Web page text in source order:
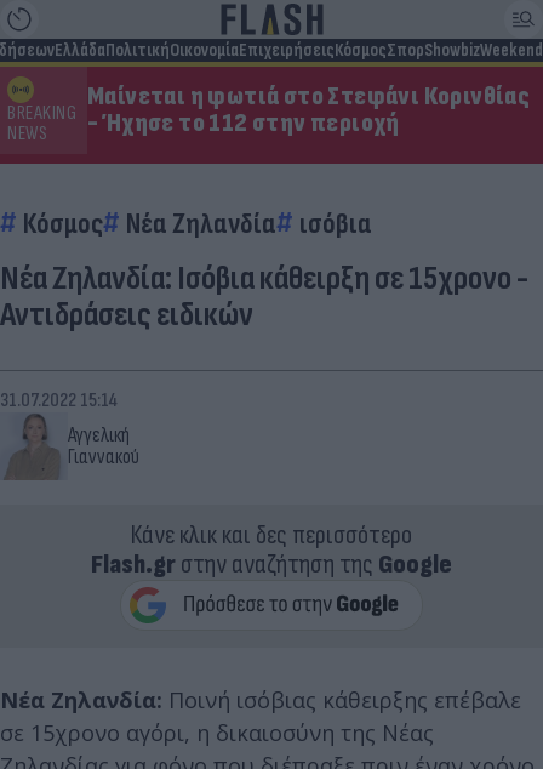
ΕλλάδαΠολιτικήΟικονομίαΕπιχειρήσειςΚόσμοςΣπορShowbizWeekend
BREAKING
NEWS
Μαίνεται η φωτιά στο Στεφάνι Κορινθίας
- Ήχησε το 112 στην περιοχή
Κόσμος Νέα Ζηλανδία ισόβια
Νέα Ζηλανδία: Ισόβια κάθειρξη σε 15χρονο -
Αντιδράσεις ειδικών
Αγγελική
Γιαννακού
31.07.2022 15:14
Κάνε κλικ και δες περισσότερο
Flash.grστην αναζήτηση της Google
Νέα Ζηλανδία: Ποινή ισόβιας κάθειρξης επέβαλε
σε 15χρονο αγόρι, η δικαιοσύνη της Νέας